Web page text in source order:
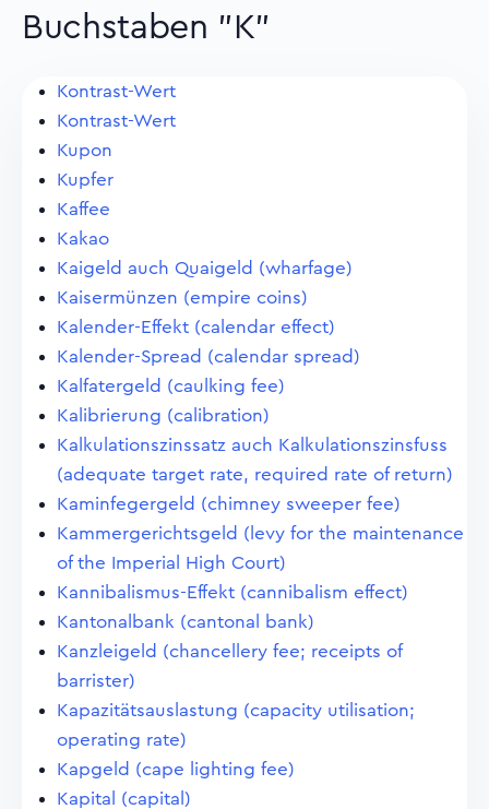
Buchstaben "K"
Kontrast-Wert
Kontrast-Wert
Kupon
Kupfer
Kaffee
Kakao
Kaigeld auch Quaigeld (wharfage)
Kaisermünzen (empire coins)
Kalender-Effekt (calendar effect)
Kalender-Spread (calendar spread)
Kalfatergeld (caulking fee)
Kalibrierung (calibration)
Kalkulationszinssatz auch Kalkulationszinsfuss
(adequate target rate, required rate of return)
Kaminfegergeld (chimney sweeper fee)
Kammergerichtsgeld (levy for the maintenance
of the Imperial High Court)
Kannibalismus-Effekt (cannibalism effect)
Kantonalbank (cantonal bank)
Kanzleigeld (chancellery fee; receipts of
barrister)
Kapazitätsauslastung (capacity utilisation;
operating rate)
Kapgeld (cape lighting fee)
Kapital (capital)